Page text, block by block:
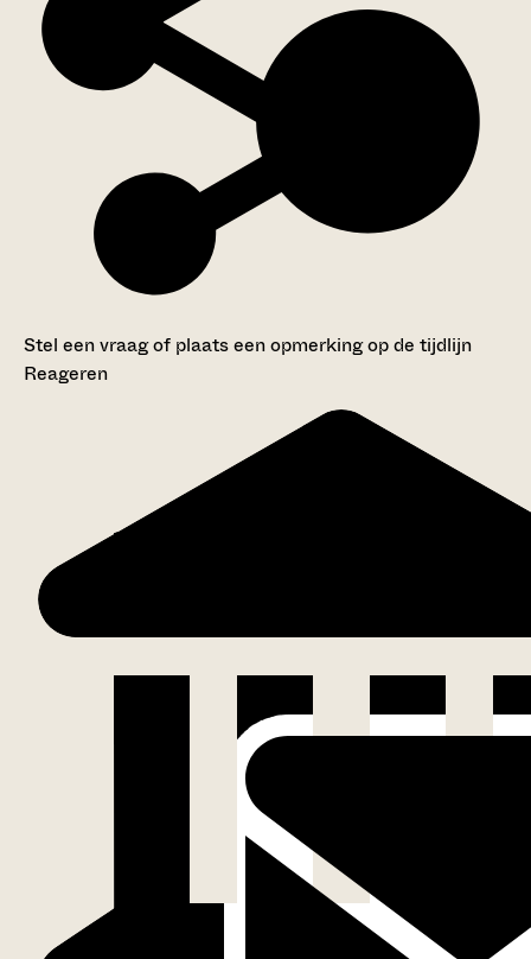
Stel een vraag of plaats een opmerking op de tijdlijn
Reageren